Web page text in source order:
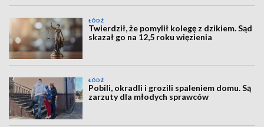
ŁÓDŹ
Twierdził, że pomylił kolegę z dzikiem. Sąd
skazał go na 12,5 roku więzienia
ŁÓDŹ
Pobili, okradli i grozili spaleniem domu. Są
zarzuty dla młodych sprawców